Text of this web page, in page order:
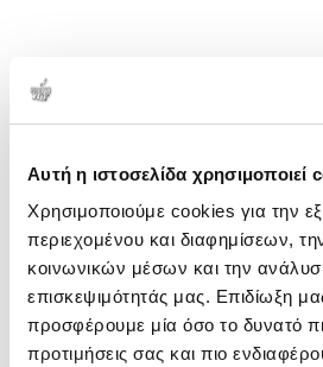
Αυτή η ιστοσελίδα χρησιμοποιεί
Χρησιμοποιούμε cookies για την
περιεχομένου και διαφημίσεων,
κοινωνικών μέσων και την
επισκεψιμότητάς μας. Επιδίωξη
προσφέρουμε μία όσο το δυνατό
προτιμήσεις σας και πιο